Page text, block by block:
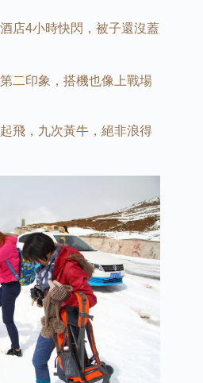
店4小時快閃，被子還沒蓋
二印象，搭機也像上戰場
飛，九次黃牛，絕非浪得